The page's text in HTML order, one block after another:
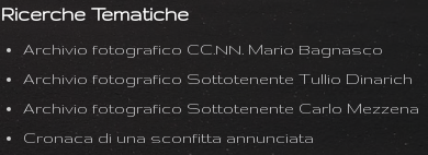
Ricerche Tematiche
Archivio fotografico CC.NN. Mario Bagnasco
Archivio fotografico Sottotenente Tullio Dinarich
Archivio fotografico Sottotenente Carlo Mezzena
Cronaca di una sconfitta annunciata